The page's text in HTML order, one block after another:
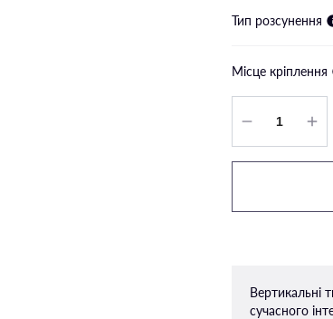
Тип розсунення
Місце кріплення
Вертикальні
сучасного